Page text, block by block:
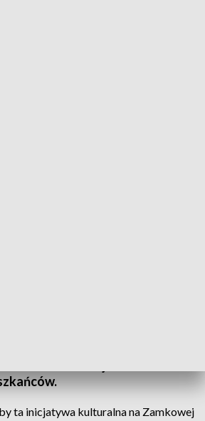
ta inicjatywa kulturalna na Zamkowej